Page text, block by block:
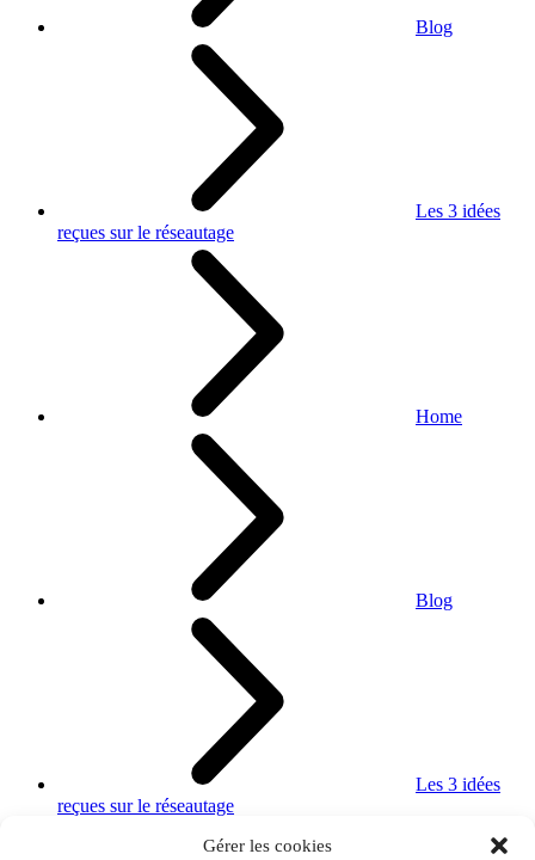
Gérer les cookies
Blog
Les 3 idées
reçues sur le réseautage
Home
Blog
Les 3 idées
reçues sur le réseautage